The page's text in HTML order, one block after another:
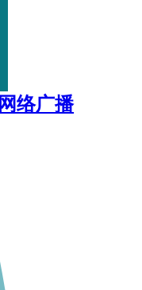
网络广播